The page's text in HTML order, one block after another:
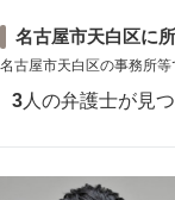
名古屋市天白区に
名古屋市天白区の事務所等
3 人の弁護士が見